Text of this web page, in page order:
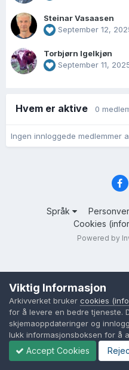
Steinar Vasaasen
September 12,
Torbjørn Igelkjøn
September 11,
Hvem er aktive 0
Ingen innloggede medlemmer
Språk
Cookies
Powered by
Viktig Informasjon
Arkivverket bruker cookies
for å levere en bedre tjeneste.
skjemaoppdateringer og
lukk informasjonsboksen for å
Accept Cookies